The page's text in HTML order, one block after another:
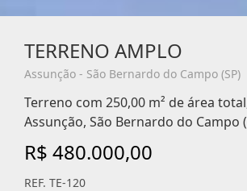
TERRENO AMPLO
Assunção - São Bernardo do Campo (SP)
Terreno com 250,00 m² de área
Assunção, São Bernardo do Campo
R$ 480.000,00
REF. TE-120